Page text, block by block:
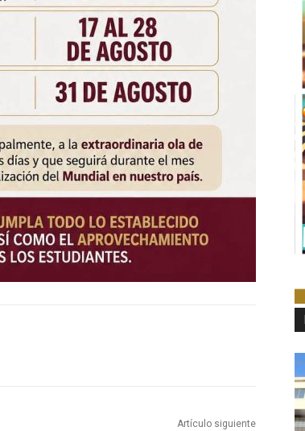
Artículo siguiente